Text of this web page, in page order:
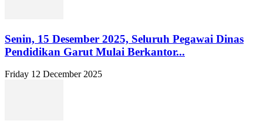
Senin, 15 Desember 2025, Seluruh Pegawai Dinas
Pendidikan Garut Mulai Berkantor...
Friday 12 December 2025